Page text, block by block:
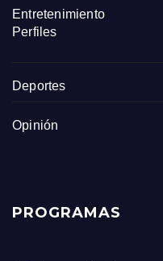
Entretenimiento
Perfiles
Deportes
Opinión
PROGRAMAS